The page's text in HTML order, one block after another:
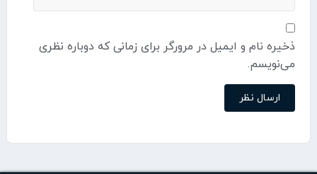
ذخیره نام و ایمیل در مرورگر برای زمانی که دوباره نظری
می‌نویسم.